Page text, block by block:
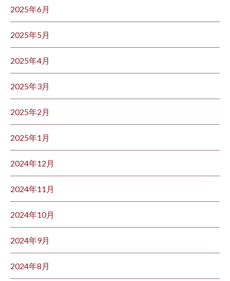
2025年6月
2025年5月
2025年4月
2025年3月
2025年2月
2025年1月
2024年12月
2024年11月
2024年10月
2024年9月
2024年8月